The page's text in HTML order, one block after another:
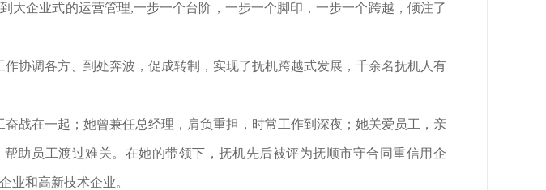
大企业式的运营管理,一步一个台阶，一步一个脚印，一步一个跨越，倾注了
协调各方、到处奔波，促成转制，实现了抚机跨越式发展，千余名抚机人有
战在一起；她曾兼任总经理，肩负重担，时常工作到深夜；她关爱员工，亲
助员工渡过难关。在她的带领下，抚机先后被评为抚顺市守合同重信用企
业和高新技术企业。